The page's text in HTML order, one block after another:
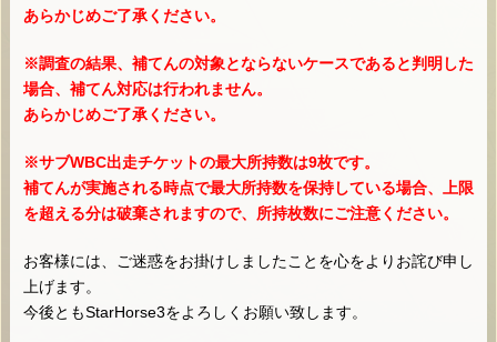
あらかじめご了承ください。
※調査の結果、補てんの対象とならないケースであると判明した
場合、補てん対応は行われません。
あらかじめご了承ください。
※サブWBC出走チケットの最大所持数は9枚です。
補てんが実施される時点で最大所持数を保持している場合、上限
を超える分は破棄されますので、所持枚数にご注意ください。
お客様には、ご迷惑をお掛けしましたことを心をよりお詫び申し
上げます。
今後ともStarHorse3をよろしくお願い致します。